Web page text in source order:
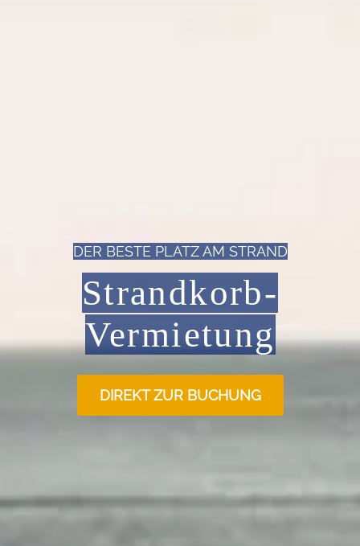
DER BESTE PLATZ AM STRAND
Strandkorb-
Vermietung
DIREKT ZUR BUCHUNG